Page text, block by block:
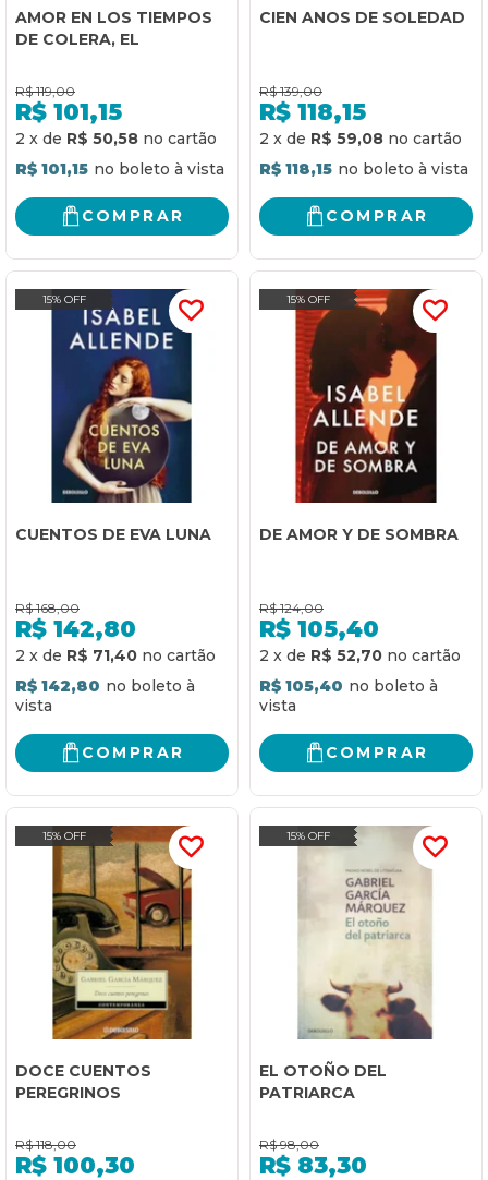
AMOR EN LOS TIEMPOS
DE COLERA, EL
R$ 119,00
R$ 101,15
2 x de R$ 50,58
R$ 101,15
COMPRAR
CIEN ANOS DE SOLEDAD
R$ 139,00
R$ 118,15
2 x de R$ 59,08
R$ 118,15
COMPRAR
15% OFF
CUENTOS DE EVA LUNA
R$ 168,00
R$ 142,80
2 x de R$ 71,40
R$ 142,80
COMPRAR
15% OFF
DE AMOR Y DE SOMBRA
R$ 124,00
R$ 105,40
2 x de R$ 52,70
R$ 105,40
COMPRAR
15% OFF
DOCE CUENTOS
PEREGRINOS
R$ 118,00
R$ 100,30
15% OFF
EL OTOÑO DEL
PATRIARCA
R$ 98,00
R$ 83,30